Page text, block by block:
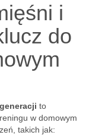
i
do
to
w domowym
takich jak: